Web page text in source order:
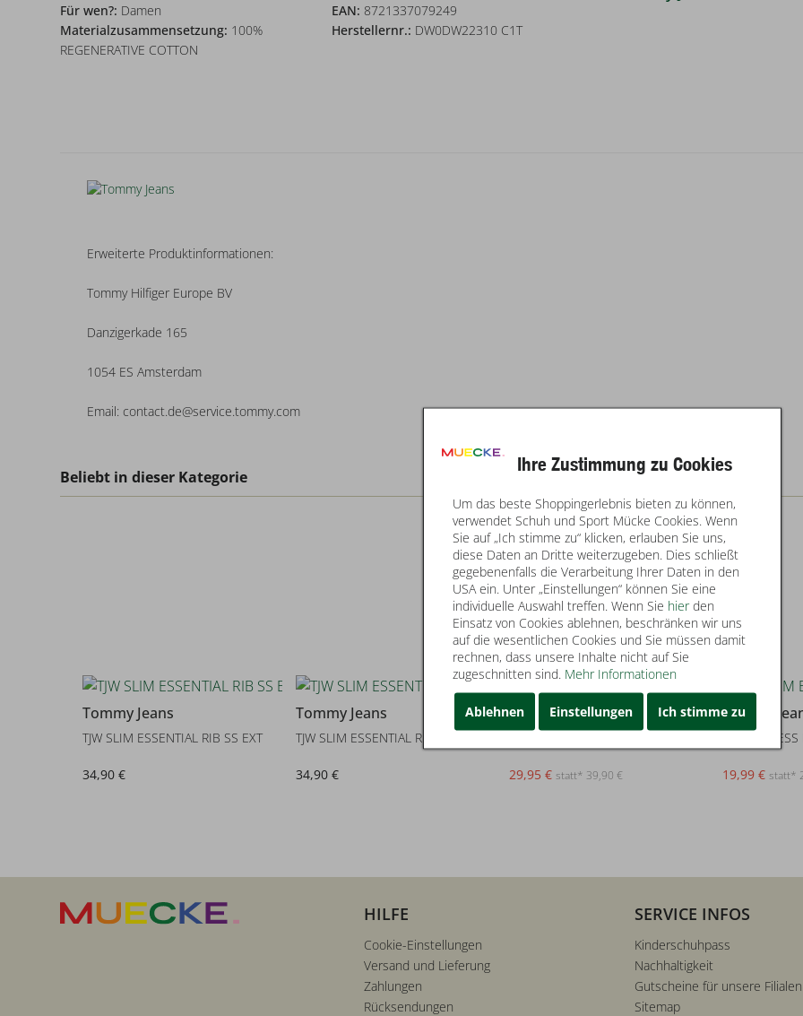
Für wen?: Damen
Materialzusammensetzung: 100%
REGENERATIVE COTTON
EAN: 8721337079249
Herstellernr.: DW0DW22310 C1T
Erweiterte Produktinformationen:
Tommy Hilfiger Europe BV
Danzigerkade 165
1054 ES Amsterdam
Email: contact.de@service.tommy.com
Beliebt in dieser Kategorie
Tommy Jeans
TJW SLIM ESSENTIAL RIB SS EXT
34,90 €
Tommy Jeans
TJW SLIM ESSENTIAL RIB SS EXT
34,90 €
Tommy Jeans
29,95 € statt* 39,90 €
Tommy
TJW SLIM
19,99 € statt*
HILFE
Cookie-Einstellungen
Versand und Lieferung
Zahlungen
Rücksendungen
SERVICE INFOS
Kinderschuhpass
Nachhaltigkeit
Gutscheine für unsere Filialen
Sitemap
Ihre Zustimmung zu Cookies
Um das beste Shoppingerlebnis bieten zu können,
verwendet Schuh und Sport Mücke Cookies. Wenn
Sie auf „Ich stimme zu“ klicken, erlauben Sie uns,
diese Daten an Dritte weiterzugeben. Dies schließt
gegebenenfalls die Verarbeitung Ihrer Daten in den
USA ein. Unter „Einstellungen“ können Sie eine
individuelle Auswahl treffen. Wenn Sie hierden
Einsatz von Cookies ablehnen, beschränken wir uns
auf die wesentlichen Cookies und Sie müssen damit
rechnen, dass unsere Inhalte nicht auf Sie
zugeschnitten sind. Mehr Informationen
Ablehnen Einstellungen Ich stimme zu